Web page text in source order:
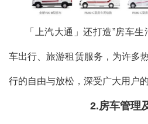
「上汽大通」还打造”房车
车出行、旅游租赁服务，为许多
行的自由与放松，深受广大用户
2.房车管理